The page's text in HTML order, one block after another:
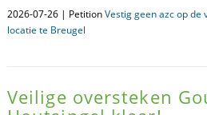
2026-07-26 | PetitionVestig geen azc op
locatie te Breugel
Veilige oversteken